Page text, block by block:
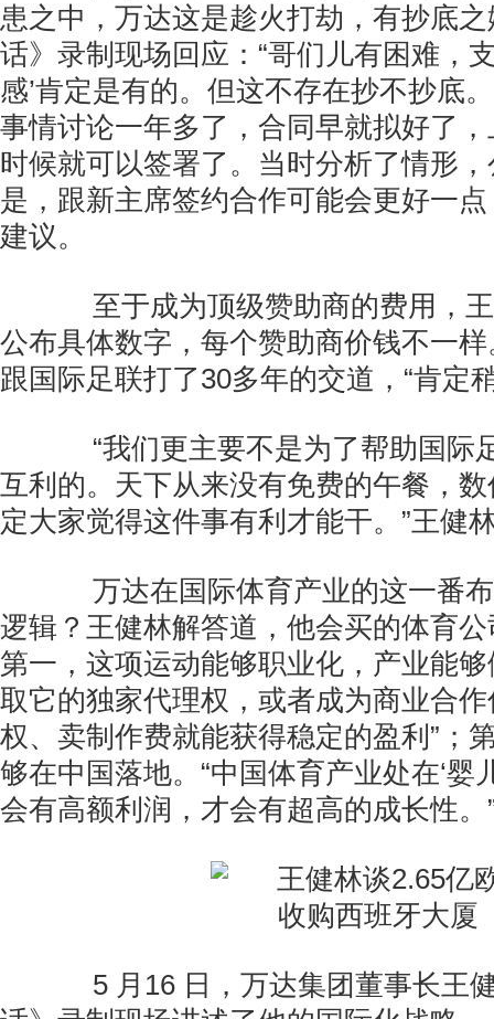
患之中，万达这是趁火打劫，有抄底
话》录制现场回应：“哥们儿有困难，
感’肯定是有的。但这不存在抄不抄底
事情讨论一年多了，合同早就拟好了
时候就可以签署了。当时分析了情形
是，跟新主席签约合作可能会更好一
建议。
至于成为顶级赞助商的费用，王
公布具体数字，每个赞助商价钱不一
跟国际足联打了30多年的交道，“肯定
“我们更主要不是为了帮助国际
互利的。天下从来没有免费的午餐，
定大家觉得这件事有利才能干。”王健
万达在国际体育产业的这一番布
逻辑？王健林解答道，他会买的体育
第一，这项运动能够职业化，产业能
取它的独家代理权，或者成为商业合
权、卖制作费就能获得稳定的盈利”；
够在中国落地。“中国体育产业处在‘婴
会有高额利润，才会有超高的成长性。
5 月16 日，万达集团董事长王